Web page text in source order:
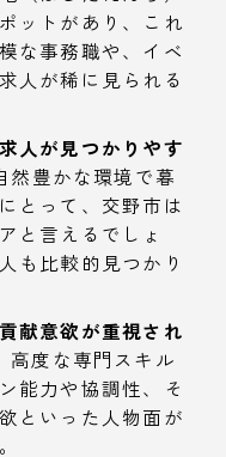
ットがあり、これ
な事務職や、イベ
人が稀に見られる
人が見つかりやす
然豊かな環境で暮
とって、交野市は
と言えるでしょ
も比較的見つかり
献意欲が重視され
高度な専門スキル
能力や協調性、そ
といった人物面が